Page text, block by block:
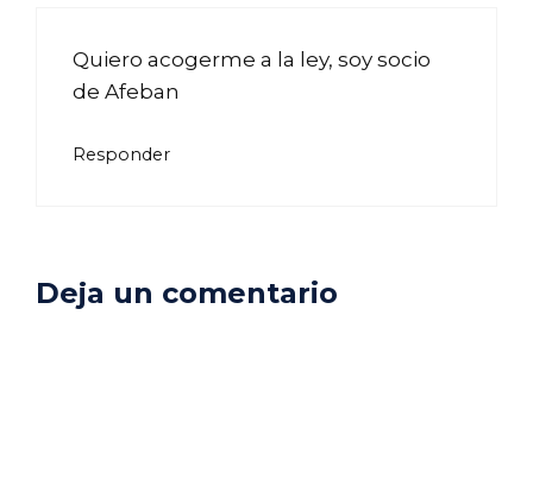
Quiero acogerme a la ley, soy socio
de Afeban
Responder
Deja un comentario